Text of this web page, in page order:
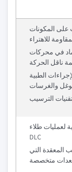
على المكونات
للاهتراء
في محركات
ناقل الحركة
الطبية
والغرسات
الترسيب
لعمليات طلاء
DLC
المعقدة التي
متخصصة